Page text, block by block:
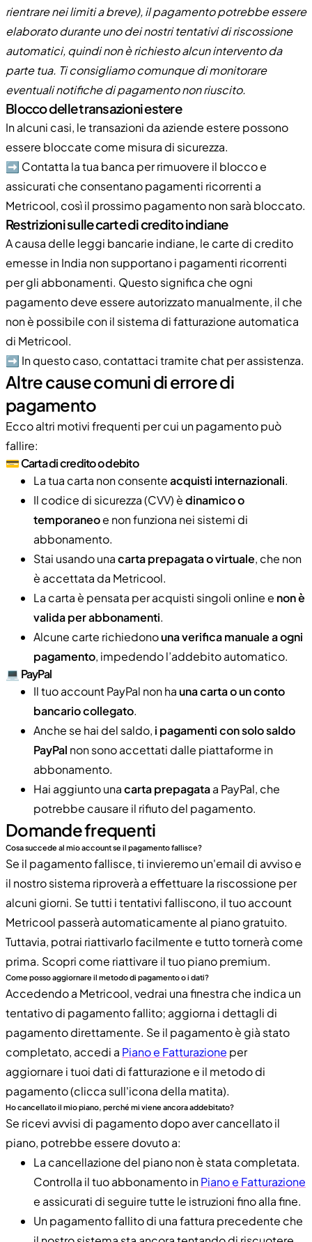
rientrare nei limiti a breve), il pagamento potrebbe essere
elaborato durante uno dei nostri tentativi di riscossione
automatici, quindi non è richiesto alcun intervento da
parte tua. Ti consigliamo comunque di monitorare
eventuali notifiche di pagamento non riuscito.
Blocco delle transazioni estere
In alcuni casi, le transazioni da aziende estere possono
essere bloccate come misura di sicurezza.
➡️ Contatta la tua banca per rimuovere il blocco e
assicurati che consentano pagamenti ricorrenti a
Metricool, così il prossimo pagamento non sarà bloccato.
Restrizioni sulle carte di credito indiane
A causa delle leggi bancarie indiane, le carte di credito
emesse in India non supportano i pagamenti ricorrenti
per gli abbonamenti. Questo significa che ogni
pagamento deve essere autorizzato manualmente, il che
non è possibile con il sistema di fatturazione automatica
di Metricool.
➡️ In questo caso, contattaci tramite chat per assistenza.
Altre cause comuni di errore di
pagamento
Ecco altri motivi frequenti per cui un pagamento può
fallire:
💳 Carta di credito o debito
La tua carta non consenteacquisti internazionali.
Il codice di sicurezza (CVV) èdinamico o
temporaneoe non funziona nei sistemi di
abbonamento.
Stai usando unacarta prepagata o virtuale, che non
è accettata da Metricool.
La carta è pensata per acquisti singoli online e non è
valida per abbonamenti.
Alcune carte richiedonouna verifica manuale a ogni
pagamento, impedendo l’addebito automatico.
💻 PayPal
Il tuo account PayPal non hauna carta o un conto
bancario collegato.
Anche se hai del saldo, i pagamenti con solo saldo
PayPal non sono accettati dalle piattaforme in
abbonamento.
Hai aggiunto unacarta prepagataa PayPal, che
potrebbe causare il rifiuto del pagamento.
Domande frequenti
Cosa succede al mio account se il pagamento fallisce?
Se il pagamento fallisce, ti invieremo un'email di avviso e
il nostro sistema riproverà a effettuare la riscossione per
alcuni giorni. Se tutti i tentativi falliscono, il tuo account
Metricool passerà automaticamente al piano gratuito.
Tuttavia, potrai riattivarlo facilmente e tutto tornerà come
prima. Scopri come riattivare il tuo piano premium.
Come posso aggiornare il metodo di pagamento o i dati?
Accedendo a Metricool, vedrai una finestra che indica un
tentativo di pagamento fallito; aggiorna i dettagli di
pagamento direttamente. Se il pagamento è già stato
completato, accedi a Piano e Fatturazione per
aggiornare i tuoi dati di fatturazione e il metodo di
pagamento (clicca sull'icona della matita).
Ho cancellato il mio piano, perché mi viene ancora addebitato?
Se ricevi avvisi di pagamento dopo aver cancellato il
piano, potrebbe essere dovuto a:
La cancellazione del piano non è stata completata.
Controlla il tuo abbonamento inPiano e Fatturazione
e assicurati di seguire tutte le istruzioni fino alla fine.
Un pagamento fallito di una fattura precedente che